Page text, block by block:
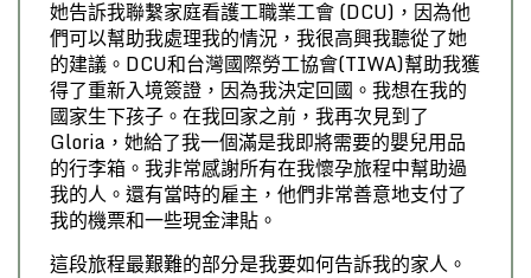
她告訴我聯繫家庭看護工職業工會 (DCU)，因為他
們可以幫助我處理我的情況，我很高興我聽從了她
的建議。DCU和台灣國際勞工協會(TIWA)幫助我獲
得了重新入境簽證，因為我決定回國。我想在我的
國家生下孩子。在我回家之前，我再次見到了
Gloria，她給了我一個滿是我即將需要的嬰兒用品
的行李箱。我非常感謝所有在我懷孕旅程中幫助過
我的人。還有當時的雇主，他們非常善意地支付了
我的機票和一些現金津貼。
這段旅程最艱難的部分是我要如何告訴我的家人。